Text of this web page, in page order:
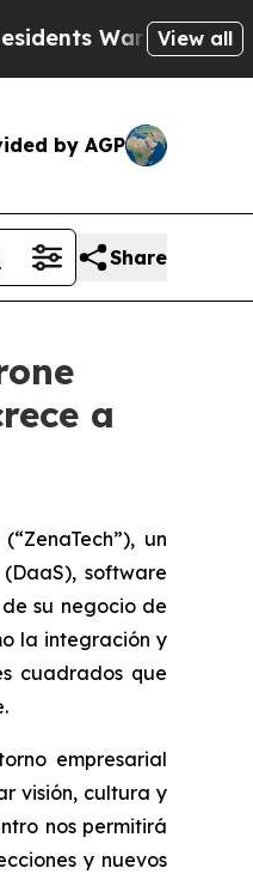
of AbusiveView all
by AGP
Share
a
un
software
su negocio de
la integración y
cuadrados que
empresarial
visión, cultura y
nos permitirá
y nuevos